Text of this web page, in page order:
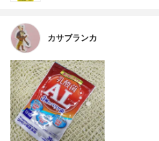
カサブランカ